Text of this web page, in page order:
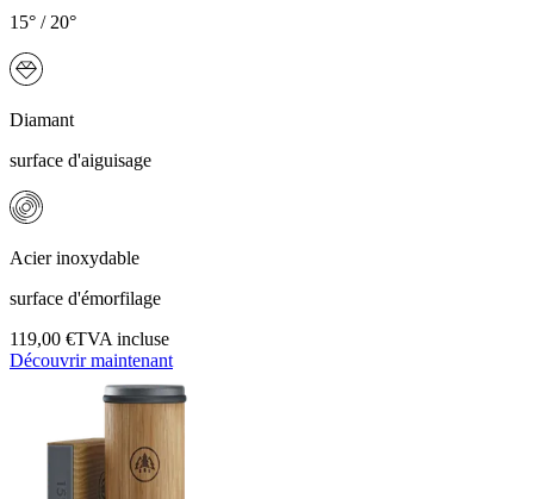
15° / 20°
Diamant
surface d'aiguisage
Acier inoxydable
surface d'émorfilage
119,00 €TVA incluse
Découvrir maintenant